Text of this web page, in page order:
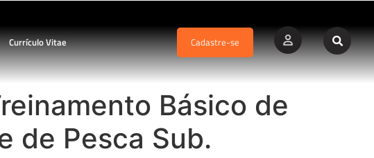
Currículo Vitae Cadastre-se
Básico de
de Pesca Sub.